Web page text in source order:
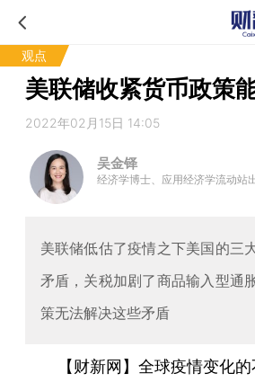
观点
美联储收紧货币政策
2022年02月15日 14:05
吴金铎
经济学博士、应用经济学流动站
美联储低估了疫情之下美国的三
矛盾，关税加剧了商品输入型通
策无法解决这些矛盾
【财新网】 全球疫情变化